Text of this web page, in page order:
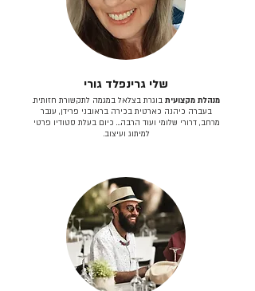
שלי גרינפלד גורי
מנהלת מקצועית בוגרת בצלאל במגמה לתקשורת חזותית.
בעברה כיהנה כארטית בכירה בראובני פרידן, ענבר
מרחב, דרורי שלומי ועוד הרבה… כיום בעלת סטודיו פרטי
למיתוג ועיצוב.